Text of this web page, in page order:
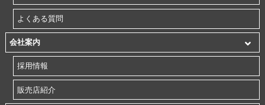
よくある質問
会社案内
採用情報
販売店紹介